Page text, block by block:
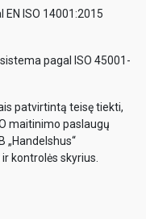
ISO 14001:2015
pagal ISO 45001-
patvirtintą teisę tiekti,
maitinimo paslaugų
„Handelshus“
kontrolės skyrius.